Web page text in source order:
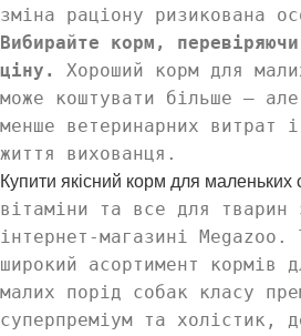
зміна раціону ризикована
Вибирайте корм,
ціну.
Хороший корм для
може коштувати більше —
менше ветеринарних витрат
життя вихованця.
Купити якісний корм для маленьких
вітаміни та все для тварин
інтернет-магазині Megazoo.
широкий асортимент кормів
малих порід собак класу
суперпреміум та холістик,